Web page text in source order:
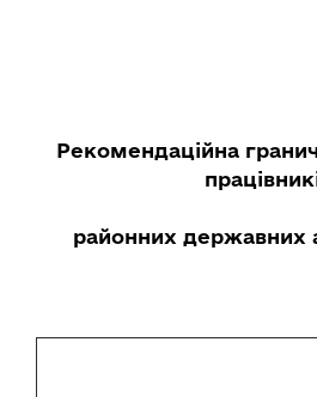
Рекомендаційна
районних державних